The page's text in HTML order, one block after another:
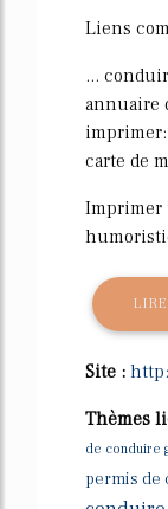
Liens
...
annuaire
imprimer:
carte de
Imprimer
Site :
Thèmes
de conduire
permis de